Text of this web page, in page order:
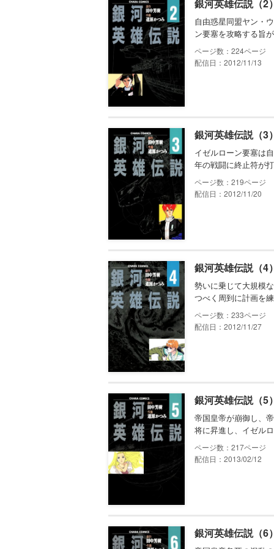
銀河英雄伝説（2
自由惑星同盟ヤン・
ン要塞を攻略する旨
224
配信日：2012/11/13
銀河英雄伝説（3
イゼルローン要塞は
年の戦闘に終止符が
219
配信日：2012/11/20
銀河英雄伝説（4
勢いに乗じて大規模
つべく周到に計画を
233
配信日：2012/11/27
銀河英雄伝説（5
帝国皇帝が崩御し、
将に昇進し、イゼル
217
配信日：2013/02/12
銀河英雄伝説（6